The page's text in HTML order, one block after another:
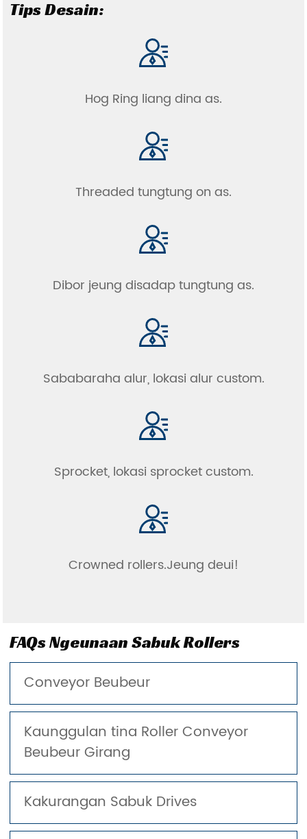
Tips Desain:
Hog Ring liang dina as.
Threaded tungtung on as.
Dibor jeung disadap tungtung as.
Sababaraha alur, lokasi alur custom.
Sprocket, lokasi sprocket custom.
Crowned rollers.Jeung deui!
FAQs Ngeunaan Sabuk Rollers
Conveyor Beubeur
Kaunggulan tina Roller Conveyor
Beubeur Girang
Kakurangan Sabuk Drives